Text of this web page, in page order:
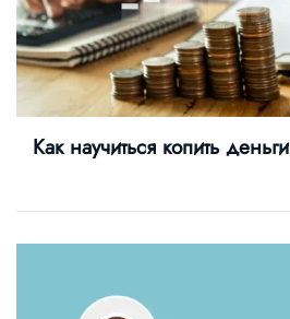
Как научиться копить деньги